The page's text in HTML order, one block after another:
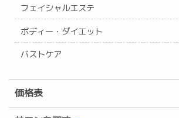
フェイシャルエステ
ボディー・ダイエット
バストケア
価格表